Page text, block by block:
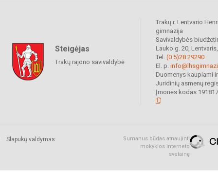
Steigėjas
Trakų rajono savivaldybė
Trakų r. Lentvario
gimnazija
Savivaldybės
Lauko g. 20,
Tel. (0 5)28 29290
El. p.
Duomenys kaupiami
Juridinių asmenų
Įmonės kodas
Slapukų valdymas
Sumanus būdas atnaujinti
mokyklos interneto
svetainę